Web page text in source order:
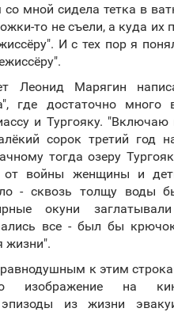
мной сидела тетка в
то не съели, а куда их
И с тех пор я
Леонид Марягин
где достаточно много
и Тургояку. "Включаю
сорок третий год
тогда озеру
войны женщины и
- сквозь толщу воды
окуни заглатывали
все - был бы
жизни".
к этим
изображение на
эпизоды из жизни